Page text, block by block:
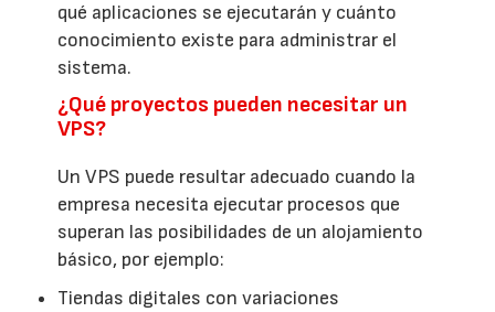
qué aplicaciones se ejecutarán y cuánto
conocimiento existe para administrar el
sistema.
¿Qué proyectos pueden necesitar un
VPS?
Un VPS puede resultar adecuado cuando la
empresa necesita ejecutar procesos que
superan las posibilidades de un alojamiento
básico, por ejemplo:
Tiendas digitales con variaciones